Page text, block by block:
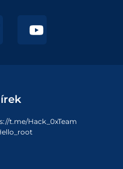
t.me/Hack_0xTeam